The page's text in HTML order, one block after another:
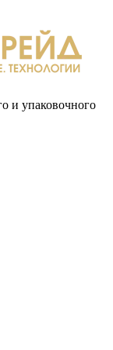
и упаковочного